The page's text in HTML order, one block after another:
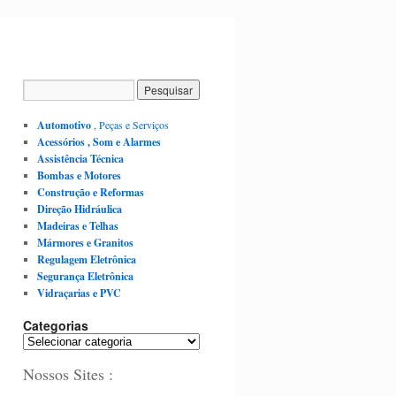
Automotivo, Peças e Serviços
Acessórios , Som e Alarmes
Assistência Técnica
Bombas e Motores
Construção e Reformas
Direção Hidráulica
Madeiras e Telhas
Mármores e Granitos
Regulagem Eletrônica
Segurança Eletrônica
Vidraçarias e PVC
Categorias
C
tNossos Sites :